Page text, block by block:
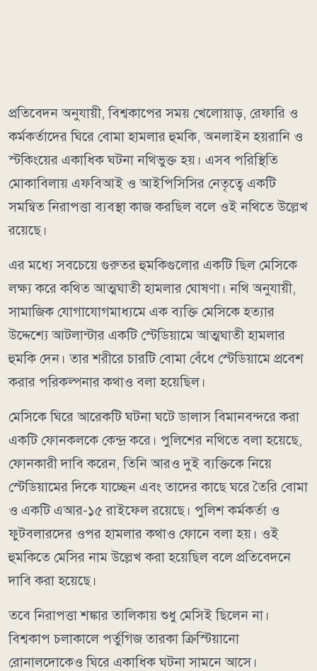
প্রতিবেদন অনুযায়ী, বিশ্বকাপের সময় খেলোয়াড়, রেফারি ও
কর্মকর্তাদের ঘিরে বোমা হামলার হুমকি, অনলাইন হয়রানি ও
স্টকিংয়ের একাধিক ঘটনা নথিভুক্ত হয়। এসব পরিস্থিতি
মোকাবিলায় এফবিআই ও আইপিসিসির নেতৃত্বে একটি
সমন্বিত নিরাপত্তা ব্যবস্থা কাজ করছিল বলে ওই নথিতে উল্লেখ
রয়েছে।
এর মধ্যে সবচেয়ে গুরুতর হুমকিগুলোর একটি ছিল মেসিকে
লক্ষ্য করে কথিত আত্মঘাতী হামলার ঘোষণা। নথি অনুযায়ী,
সামাজিক যোগাযোগমাধ্যমে এক ব্যক্তি মেসিকে হত্যার
উদ্দেশ্যে আটলান্টার একটি স্টেডিয়ামে আত্মঘাতী হামলার
হুমকি দেন। তার শরীরে চারটি বোমা বেঁধে স্টেডিয়ামে প্রবেশ
করার পরিকল্পনার কথাও বলা হয়েছিল।
মেসিকে ঘিরে আরেকটি ঘটনা ঘটে ডালাস বিমানবন্দরে করা
একটি ফোনকলকে কেন্দ্র করে। পুলিশের নথিতে বলা হয়েছে,
ফোনকারী দাবি করেন, তিনি আরও দুই ব্যক্তিকে নিয়ে
স্টেডিয়ামের দিকে যাচ্ছেন এবং তাদের কাছে ঘরে তৈরি বোমা
ও একটি এআর-১৫ রাইফেল রয়েছে। পুলিশ কর্মকর্তা ও
ফুটবলারদের ওপর হামলার কথাও ফোনে বলা হয়। ওই
হুমকিতে মেসির নাম উল্লেখ করা হয়েছিল বলে প্রতিবেদনে
দাবি করা হয়েছে।
তবে নিরাপত্তা শঙ্কার তালিকায় শুধু মেসিই ছিলেন না।
বিশ্বকাপ চলাকালে পর্তুগিজ তারকা ক্রিস্টিয়ানো
রোনালদোকেও ঘিরে একাধিক ঘটনা সামনে আসে।